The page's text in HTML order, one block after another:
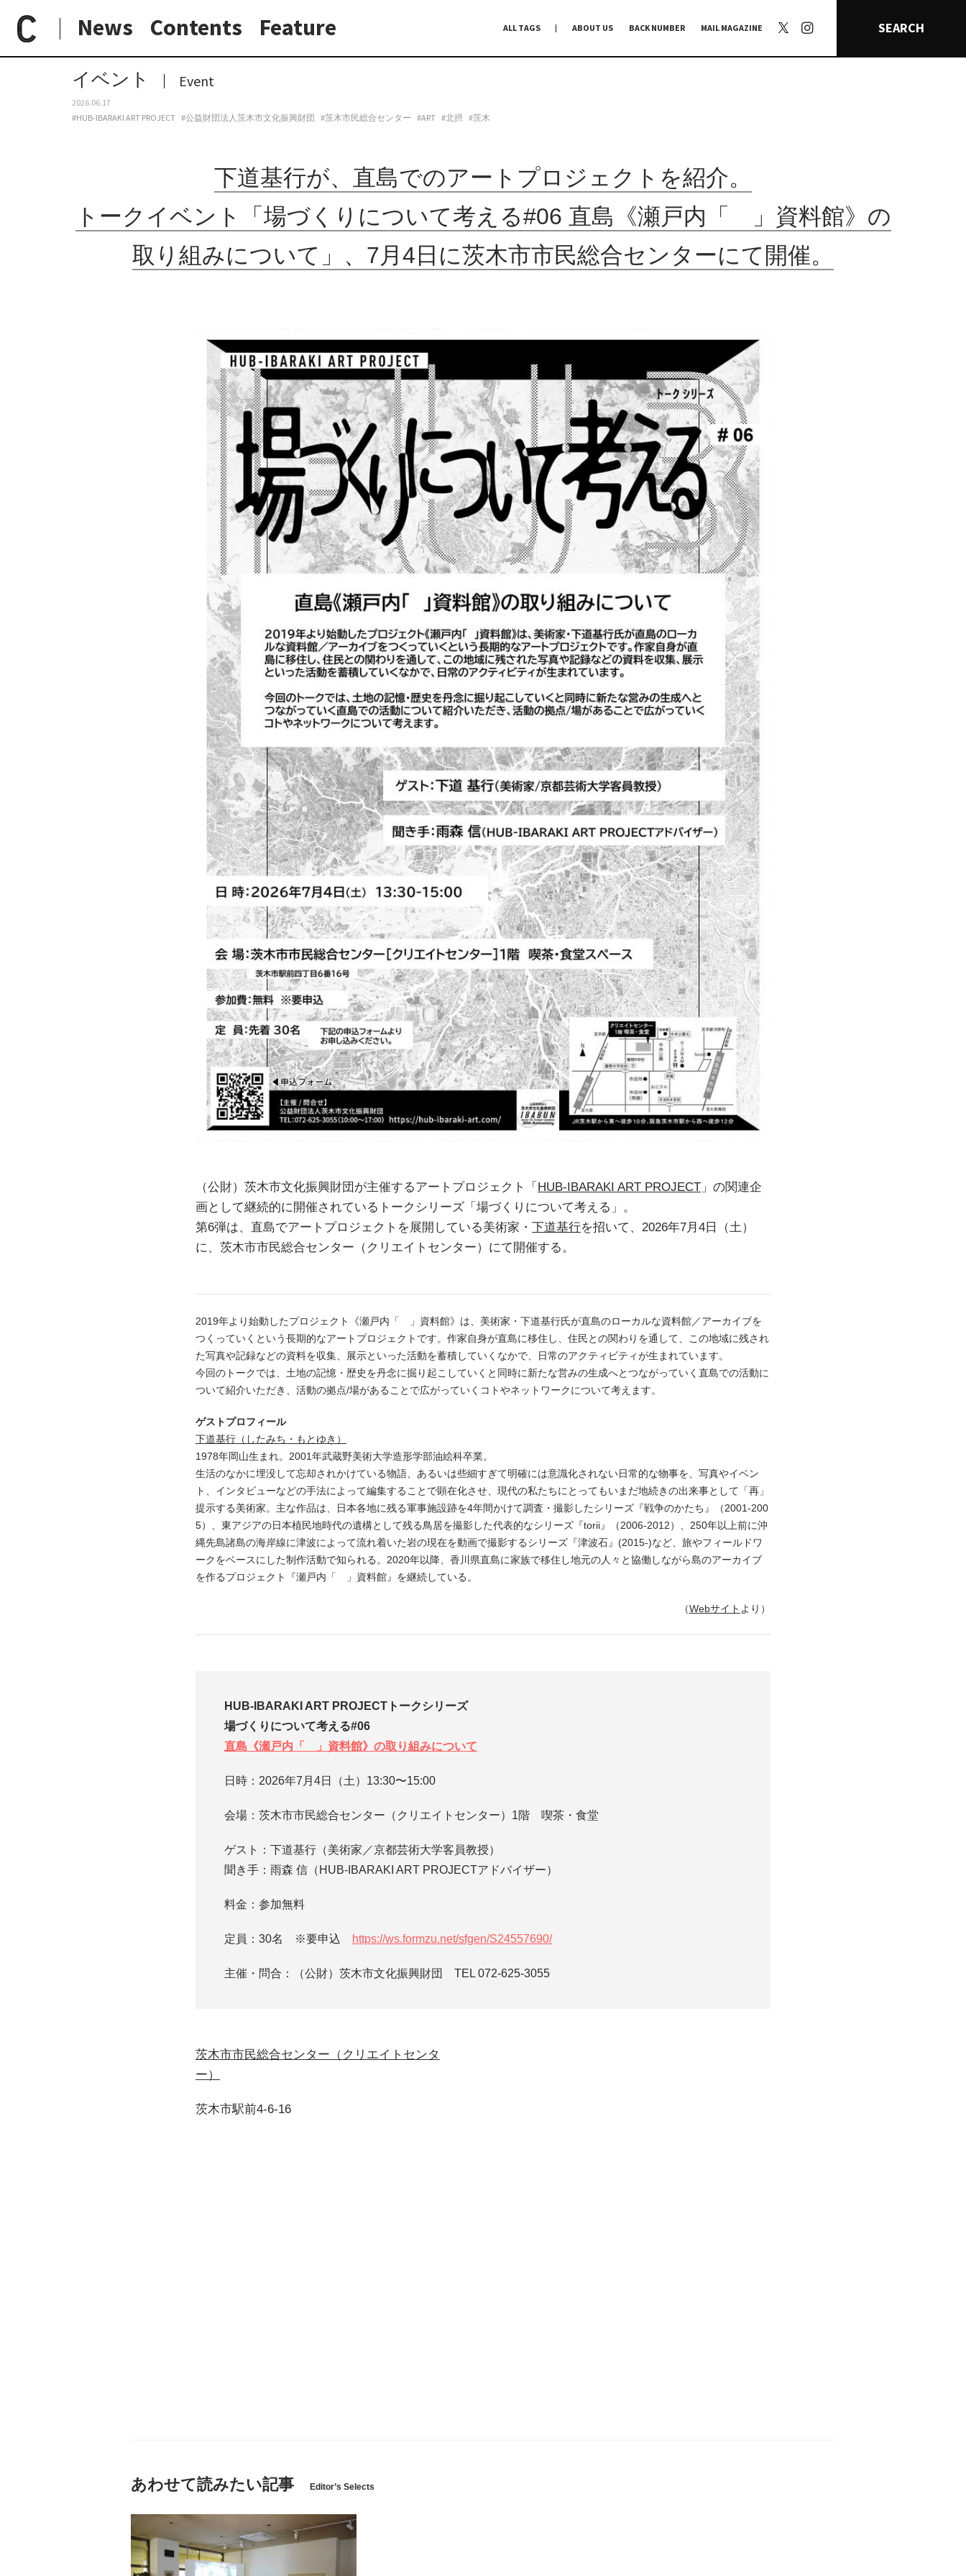
News Contents Feature ALL TAGS ABOUT US BACK NUMBER MAIL MAGAZINE SEARCH
日常と現場
paperC 今週のイベント
イベント Event
2026.06.17
#HUB-IBARAKI ART PROJECT #公益財団法人茨木市文化振興財団 #茨木市民総合センター #ART #北摂 #茨木
下道基行が、直島でのアートプロジェクトを紹介。
トークイベント「場づくりについて考える#06 直島《瀬戸内「 」資料館》の
取り組みについて」、7月4日に茨木市市民総合センターにて開催。
（公財）茨木市文化振興財団が主催するアートプロジェクト「 HUB-IBARAKI ART PROJECT 」の関連企
画として継続的に開催されているトークシリーズ「場づくりについて考える」。
第6弾は、直島でアートプロジェクトを展開している美術家・ 下道基行を招いて、2026年7月4日（土）
に、茨木市市民総合センター（クリエイトセンター）にて開催する。
2019年より始動したプロジェクト《瀬戸内「 」資料館》は、美術家・下道基行氏が直島のローカルな資料館／アーカイブを
つくっていくという長期的なアートプロジェクトです。作家自身が直島に移住し、住民との関わりを通して、この地域に残され
た写真や記録などの資料を収集、展示といった活動を蓄積していくなかで、日常のアクティビティが生まれています。
今回のトークでは、土地の記憶・歴史を丹念に掘り起こしていくと同時に新たな営みの生成へとつながっていく直島での活動に
ついて紹介いただき、活動の拠点/場があることで広がっていくコトやネットワークについて考えます。
ゲストプロフィール
下道基行（したみち・もとゆき）
1978年岡山生まれ。2001年武蔵野美術大学造形学部油絵科卒業。
生活のなかに埋没して忘却されかけている物語、あるいは些細すぎて明確には意識化されない日常的な物事を、写真やイベン
ト、インタビューなどの手法によって編集することで顕在化させ、現代の私たちにとってもいまだ地続きの出来事として「再」
提示する美術家。主な作品は、日本各地に残る軍事施設跡を4年間かけて調査・撮影したシリーズ『戦争のかたち』（2001-200
5）、東アジアの日本植民地時代の遺構として残る鳥居を撮影した代表的なシリーズ『torii』（2006-2012）、250年以上前に沖
縄先島諸島の海岸線に津波によって流れ着いた岩の現在を動画で撮影するシリーズ『津波石』(2015-)など、旅やフィールドワ
ークをベースにした制作活動で知られる。2020年以降、香川県直島に家族で移住し地元の人々と協働しながら島のアーカイブ
を作るプロジェクト『瀬戸内「 」資料館』を継続している。
（Webサイト より）
HUB-IBARAKI ART PROJECTトークシリーズ
場づくりについて考える#06
直島《瀬戸内「 」資料館》の取り組みについて
日時：2026年7月4日（土）13:30〜15:00
会場：茨木市市民総合センター（クリエイトセンター）1階 喫茶・食堂
ゲスト：下道基行（美術家／京都芸術大学客員教授）
聞き手：雨森 信（HUB-IBARAKI ART PROJECTアドバイザー）
料金：参加無料
定員：30名 ※要申込 https://ws.formzu.net/sfgen/S24557690/
主催・問合：（公財）茨木市文化振興財団 TEL 072-625-3055
茨木市市民総合センター（クリエイトセンタ
ー）
茨木市駅前4-6-16
あわせて読みたい記事 Editor’s Selects